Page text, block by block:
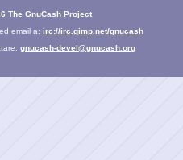
The GnuCash Project
email a: irc://irc.gimp.net/gnucash
gnucash-devel@gnucash.org